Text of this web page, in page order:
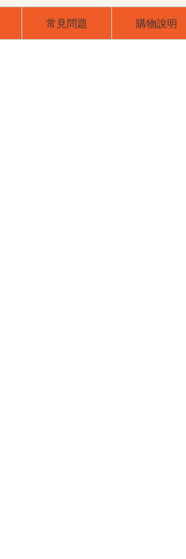
常見問題 購物說明